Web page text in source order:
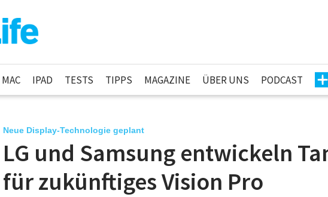
MAC IPAD TESTS TIPPS MAGAZINE ÜBER UNS PODCAST
Neue Display-Technologie geplant
LG und Samsung entwickeln
für zukünftiges Vision Pro